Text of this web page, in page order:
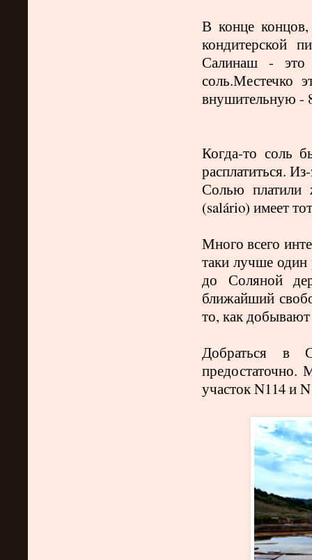
В конце
кондитерской
Салинаш - это
соль.Местечко
внушительную -
Когда-то соль
расплатиться.
Солью платили
(salário) имеет
Много всего
таки лучше один
до Соляной
ближайший
то, как
Добраться в
участокN114 иN